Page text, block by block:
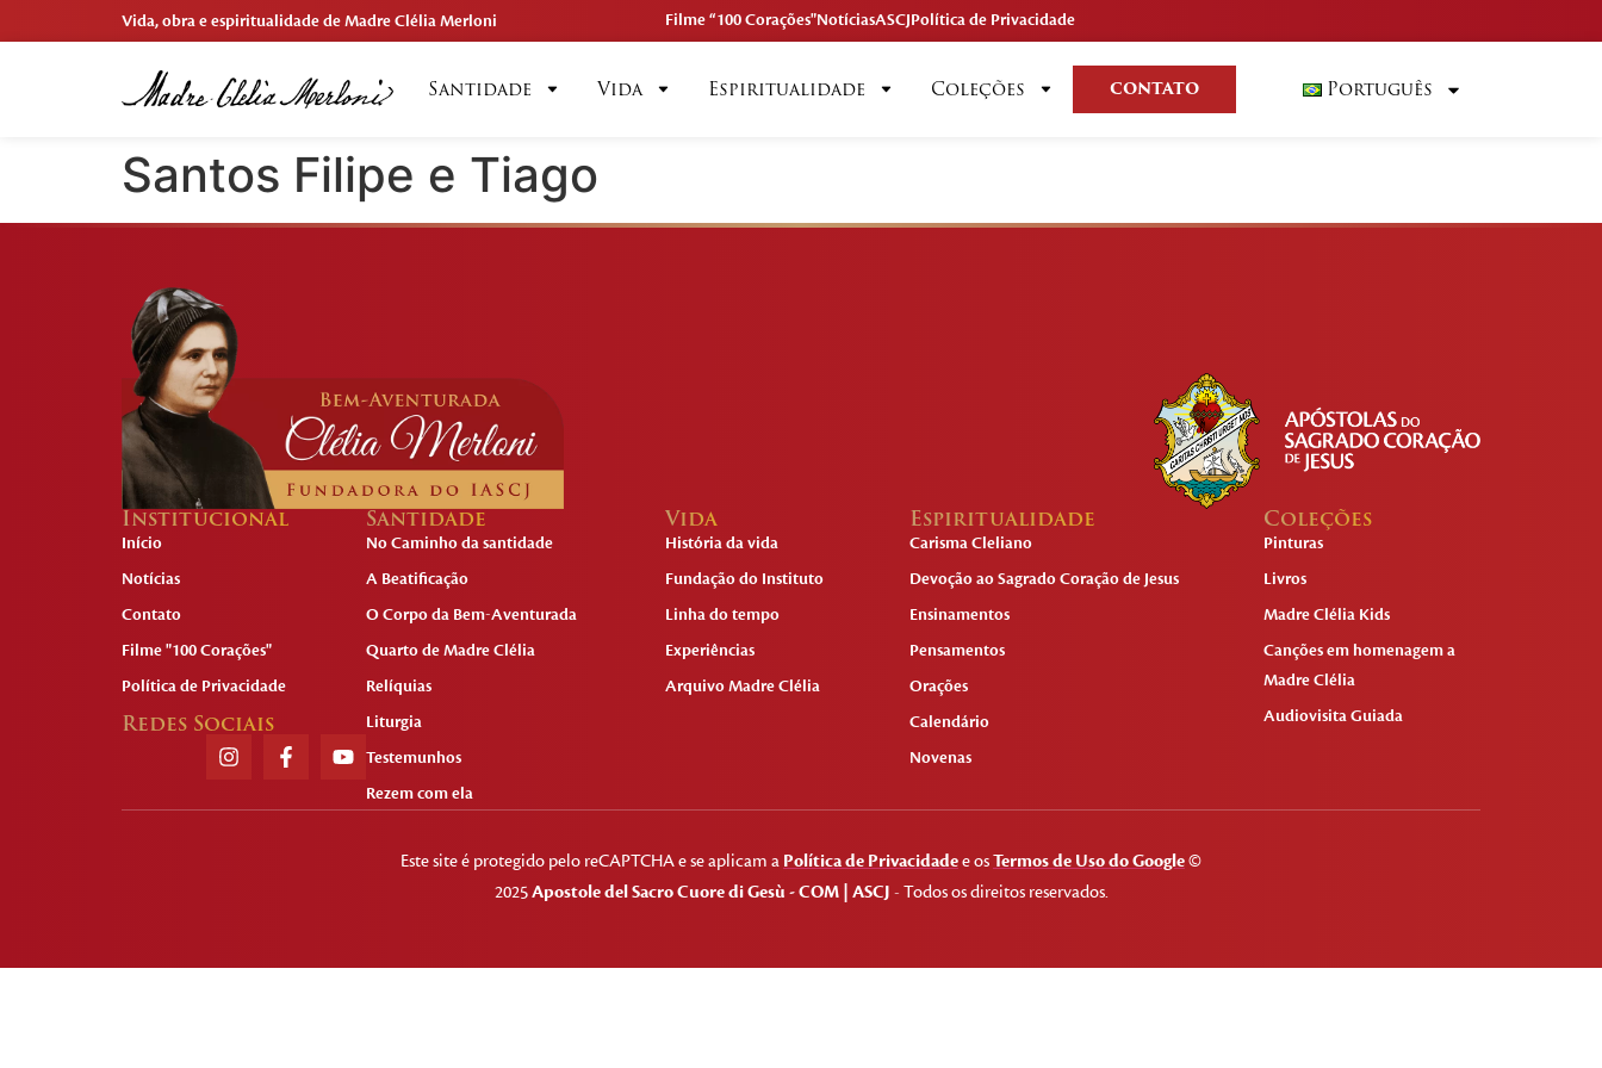
Vida, obra e espiritualidade de Madre Clélia Merloni Filme “100 Corações"NotíciasASCJPolítica de Privacidade
Santidade Vida Espiritualidade Coleções CONTATO Português
Santos Filipe e Tiago
Institucional
Início
Notícias
Contato
Filme "100 Corações"
Política de Privacidade
Redes Sociais
Santidade
No Caminho da santidade
A Beatificação
O Corpo da Bem-Aventurada
Quarto de Madre Clélia
Relíquias
Liturgia
Testemunhos
Rezem com ela
Vida
História da vida
Fundação do Instituto
Linha do tempo
Experiências
Arquivo Madre Clélia
Espiritualidade
Carisma Cleliano
Devoção ao Sagrado Coração de Jesus
Ensinamentos
Pensamentos
Orações
Calendário
Novenas
Coleções
Pinturas
Livros
Madre Clélia Kids
Canções em homenagem a
Madre Clélia
Audiovisita Guiada
Este site é protegido pelo reCAPTCHA e se aplicam a Política de Privacidadee osTermos de Uso do Google©
2025Apostole del Sacro Cuore di Gesù - COM | ASCJ - Todos os direitos reservados.